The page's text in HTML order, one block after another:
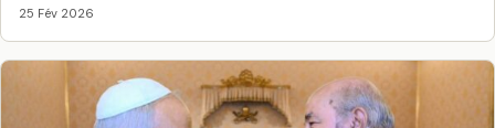
25 Fév 2026